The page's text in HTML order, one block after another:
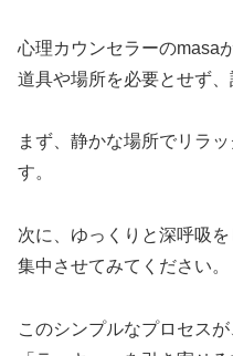
心理カウンセラーのmasa
道具や場所を必要とせず
まず、静かな場所でリラ
す。
次に、ゆっくりと深呼吸
集中させてみてください。
このシンプルなプロセス